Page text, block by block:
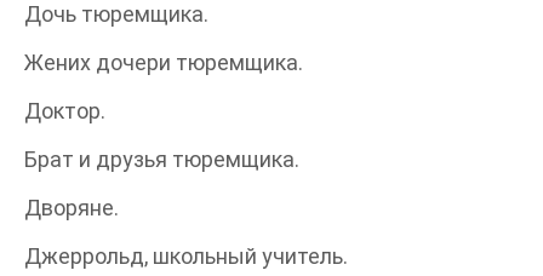
Дочь тюремщика.
Жених дочери тюремщика.
Доктор.
Брат и друзья тюремщика.
Дворяне.
Джеррольд, школьный учитель.